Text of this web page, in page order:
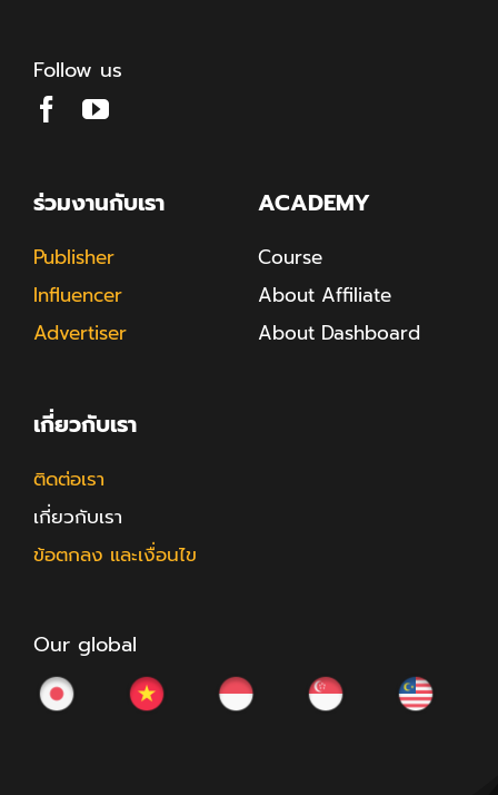
Follow us
ร่วมงานกับเรา
Publisher
Influencer
Advertiser
ACADEMY
Course
About Affiliate
About Dashboard
เกี่ยวกับเรา
ติดต่อเรา
เกี่ยวกับเรา
ข้อตกลง และเงื่อนไข
Our global